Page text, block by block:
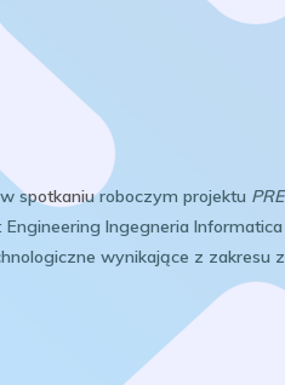
spotkaniu roboczym projektu
Ingegneria
wynikające z zakresu